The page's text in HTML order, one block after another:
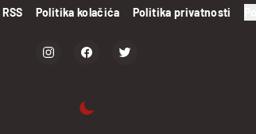
RSS Politika kolačića Politika privatnosti